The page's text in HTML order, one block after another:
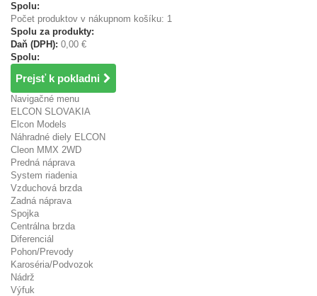
Spolu:
Počet produktov v nákupnom košíku: 1
Spolu za produkty:
Daň (DPH): 0,00 €
Spolu:
Prejsť k pokladni
Navigačné menu
ELCON SLOVAKIA
Elcon Models
Náhradné diely ELCON
Cleon MMX 2WD
Predná náprava
System riadenia
Vzduchová brzda
Zadná náprava
Spojka
Centrálna brzda
Diferenciál
Pohon/Prevody
Karoséria/Podvozok
Nádrž
Výfuk